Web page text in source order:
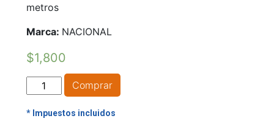
metros
Marca: NACIONAL
$1,800
CINTA
DE
ENMASCARAR
Comprar